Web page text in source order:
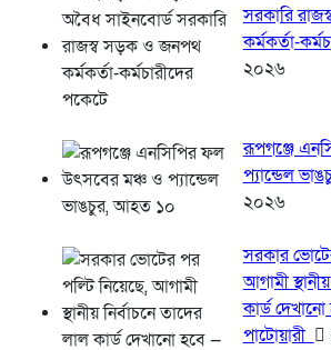
সরকারি
কর্মকর্তা-
২০২৬
রূপগঞ্জে
প্যান্ডেল
২০২৬
সরকার
আগামী
কার্ড
পাটোয়ারী